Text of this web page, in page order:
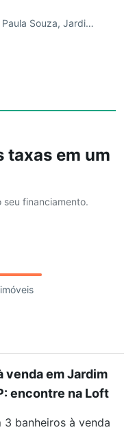
taxas em um
seu financiamento.
Engenheiro Antônio Francisco de Paula Souza, Jardim São Vicente
venda em Jardim
encontre na Loft
banheiros à venda